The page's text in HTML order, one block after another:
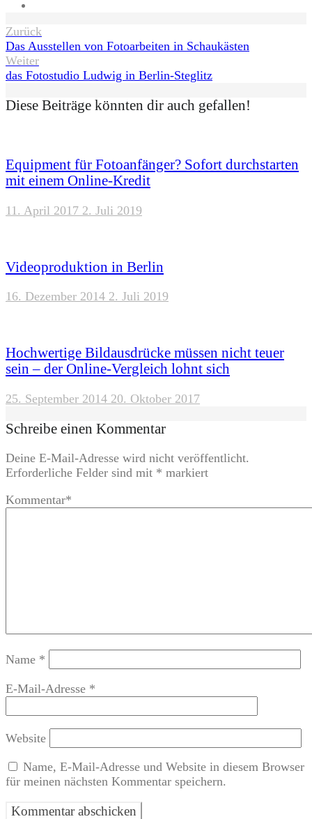
Beitragsnavigation
Zurück
Das Ausstellen von Fotoarbeiten in Schaukästen
Weiter
das Fotostudio Ludwig in Berlin-Steglitz
Diese Beiträge könnten dir auch gefallen!
Equipment für Fotoanfänger? Sofort durchstarten
mit einem Online-Kredit
11. April 2017 2. Juli 2019
Videoproduktion in Berlin
16. Dezember 2014 2. Juli 2019
Hochwertige Bildausdrücke müssen nicht teuer
sein – der Online-Vergleich lohnt sich
25. September 2014 20. Oktober 2017
Schreibe einen Kommentar
Deine E-Mail-Adresse wird nicht veröffentlicht.
Erforderliche Felder sind mit * markiert
Kommentar*
Name *
E-Mail-Adresse *
Website
Name, E-Mail-Adresse und Website in diesem Browser
für meinen nächsten Kommentar speichern.